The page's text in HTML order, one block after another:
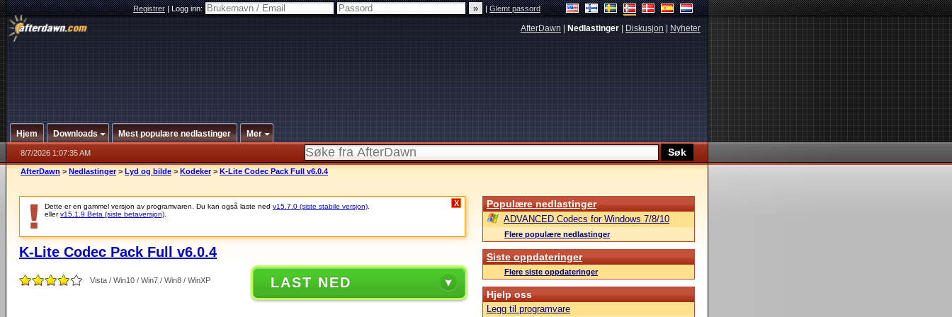
Registrer|Logg inn: |Glemt passord
AfterDawn Nedlastinger Diskusjon Nyheter
Hjem Downloads Mest populære nedlastinger Mer
8/7/2026 1:07:35 AM
AfterDawn > Nedlastinger > Lyd og bilde > Kodeker > K-Lite Codec Pack Full v6.0.4
Dette er en gammel versjon av programvaren. Du kan også laste ned v15.7.0 (siste stabile versjon)
ellerv15.1.9 Beta (siste betaversjon)
X
K-Lite Codec Pack Full v6.0.4
Vista / Win10 / Win7 / Win8 / WinXP LAST NED
Populære nedlastinger
ADVANCED Codecs for Windows 7/8/10
Flere populære nedlastinger
Siste oppdateringer
Flere siste oppdateringer
Hjelp oss
Legg til programvare